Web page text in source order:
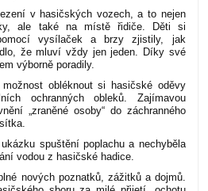
v hasičských vozech, a to nejen
ale také na místě řidiče. Děti si
vysílaček a brzy zjistily, jak
že mluví vždy jen jeden. Díky své
výborně poradily.
obléknout si hasičské oděvy
ochranných obleků. Zajímavou
„zraněné osoby“ do záchranného
spuštění poplachu a nechyběla
vodou z hasičské hadice.
nových poznatků, zážitků a dojmů.